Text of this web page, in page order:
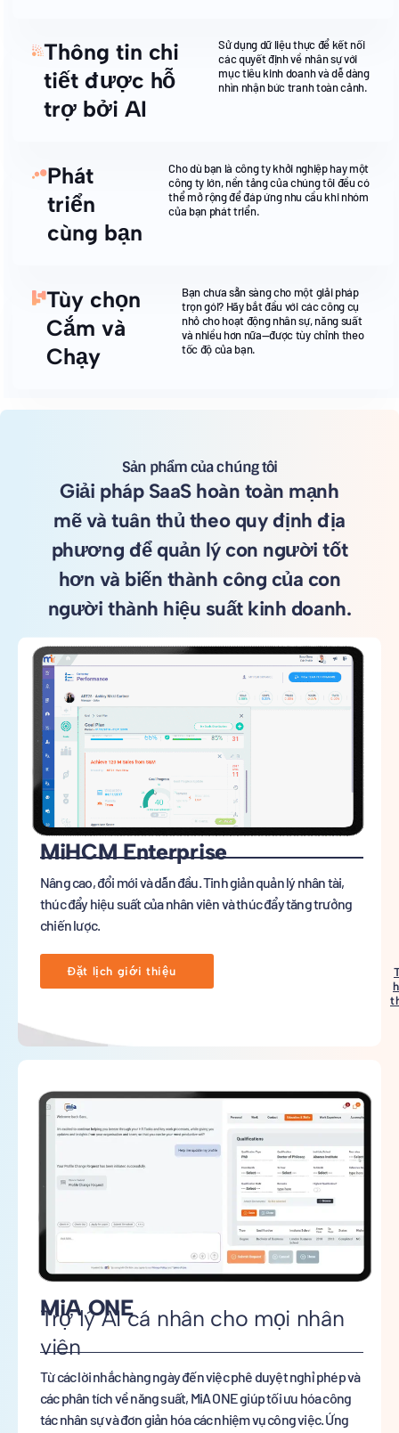
Thông tin chi
tiết được hỗ
trợ bởi AI
Sử dụng dữ liệu thực để kết nối
các quyết định về nhân sự với
mục tiêu kinh doanh và dễ dàng
nhìn nhận bức tranh toàn cảnh.
Phát
triển
cùng bạn
Cho dù bạn là công ty khởi nghiệp hay một
công ty lớn, nền tảng của chúng tôi đều có
thể mở rộng để đáp ứng nhu cầu khi nhóm
của bạn phát triển.
Tùy chọn
Cắm và
Chạy
Bạn chưa sẵn sàng cho một giải pháp
trọn gói? Hãy bắt đầu với các công cụ
nhỏ cho hoạt động nhân sự, năng suất
và nhiều hơn nữa—được tùy chỉnh theo
tốc độ của bạn.
Sản phẩm của chúng tôi
Giải pháp SaaS hoàn toàn mạnh
mẽ và tuân thủ theo quy định địa
phương để quản lý con người tốt
hơn và biến thành công của con
người thành hiệu suất kinh doanh.
MiHCM Enterprise
Nâng cao, đổi mới và dẫn đầu. Tinh giản quản lý nhân tài,
thúc đẩy hiệu suất của nhân viên và thúc đẩy tăng trưởng
chiến lược.
Đặt lịch giới thiệu
MiA ONE
Trợ lý AI cá nhân cho mọi nhân
viên
Từ các lời nhắc hàng ngày đến việc phê duyệt nghỉ phép và
các phân tích về năng suất, MiA ONE giúp tối ưu hóa công
tác nhân sự và đơn giản hóa các nhiệm vụ công việc. Ứng